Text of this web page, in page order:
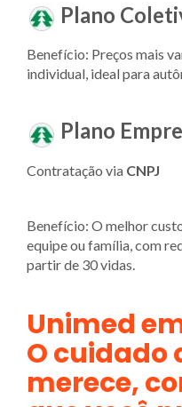
Plano
Benefício: Preços mais
individual, ideal para
Plano
Contratação via CNPJ
Benefício: O melhor
equipe ou família, com
partir de 30 vidas.
Unimed
O cuidado
merece,